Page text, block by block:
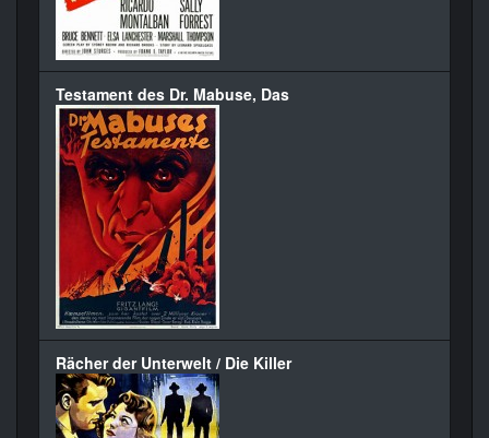
Testament des Dr. Mabuse, Das
Rächer der Unterwelt / Die Killer